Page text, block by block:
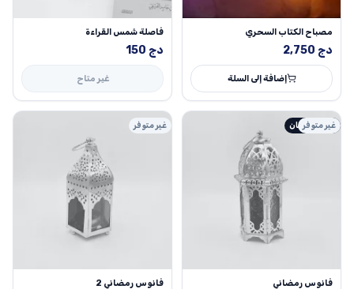
مصباح الكتاب السحري
2,750 دج
إضافة إلى السلة
فاصلة شمس القراءة
150 دج
غير متاح
أجواء رمضان
غير متوفر
فانوس رمضاني
غير متوفر
فانوس رمضاني 2